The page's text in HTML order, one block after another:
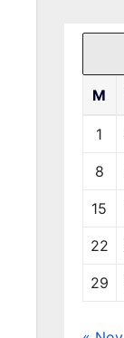
M
1
8
15
22
29